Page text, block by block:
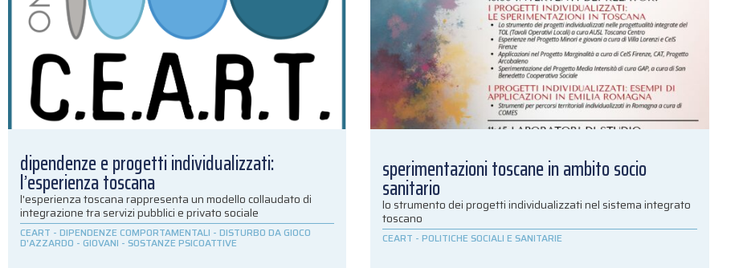
dipendenze e progetti individualizzati:
l’esperienza toscana
l'esperienza toscana rappresenta un modello collaudato di
integrazione tra servizi pubblici e privato sociale
CEART - DIPENDENZE COMPORTAMENTALI - DISTURBO DA GIOCO
D'AZZARDO - GIOVANI - SOSTANZE PSICOATTIVE
sperimentazioni toscane in ambito socio
sanitario
lo strumento dei progetti individualizzati nel sistema integrato
toscano
CEART -POLITICHE SOCIALI E SANITARIE